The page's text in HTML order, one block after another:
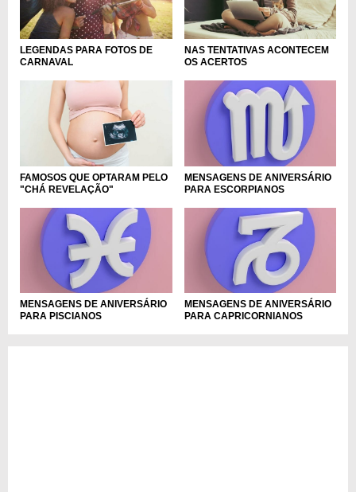
LEGENDAS PARA FOTOS DE
CARNAVAL
NAS TENTATIVAS ACONTECEM
OS ACERTOS
FAMOSOS QUE OPTARAM PELO
"CHÁ REVELAÇÃO"
MENSAGENS DE ANIVERSÁRIO
PARA ESCORPIANOS
MENSAGENS DE ANIVERSÁRIO
PARA PISCIANOS
MENSAGENS DE ANIVERSÁRIO
PARA CAPRICORNIANOS